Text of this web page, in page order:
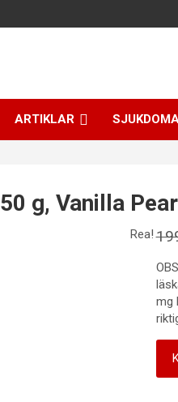
ARTIKLAR
g, Vanilla Pear
Rea!
mg